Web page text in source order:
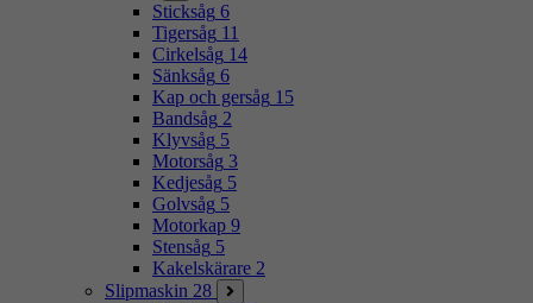
Sticksåg 6
Tigersåg 11
Cirkelsåg 14
Sänksåg 6
Kap och gersåg 15
Bandsåg 2
Klyvsåg 5
Motorsåg 3
Kedjesåg 5
Golvsåg 5
Motorkap 9
Stensåg 5
Kakelskärare 2
Slipmaskin 28